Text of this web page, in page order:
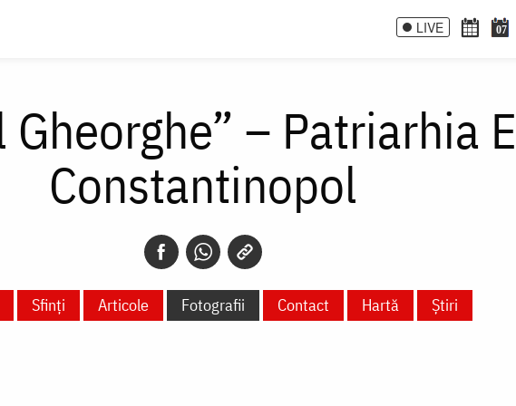
LIVE 07
– Patriarhia
Constantinopol
Sfinți Articole Fotografii Contact Hartă Știri